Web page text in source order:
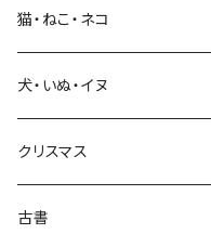
生活・暮らし
芸術・絵画・写真
絵本・児童書
猫・ねこ・ネコ
犬・いぬ・イヌ
クリスマス
古書